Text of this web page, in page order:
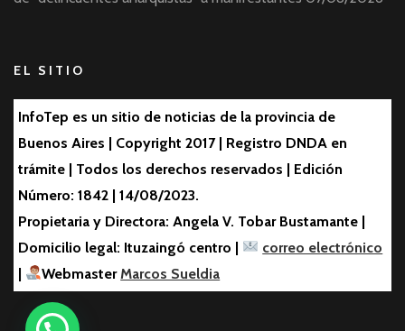
EL SITIO
InfoTep es un sitio de noticias de la provincia de
Buenos Aires | Copyright 2017 | Registro DNDA en
trámite | Todos los derechos reservados | Edición
Número: 1842 | 14/08/2023.
Propietaria y Directora: Angela V. Tobar Bustamante |
Domicilio legal: Ituzaingó centro |
correo electrónico
|
Webmaster Marcos Sueldia